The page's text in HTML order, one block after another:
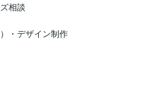
相談
・デザイン制作